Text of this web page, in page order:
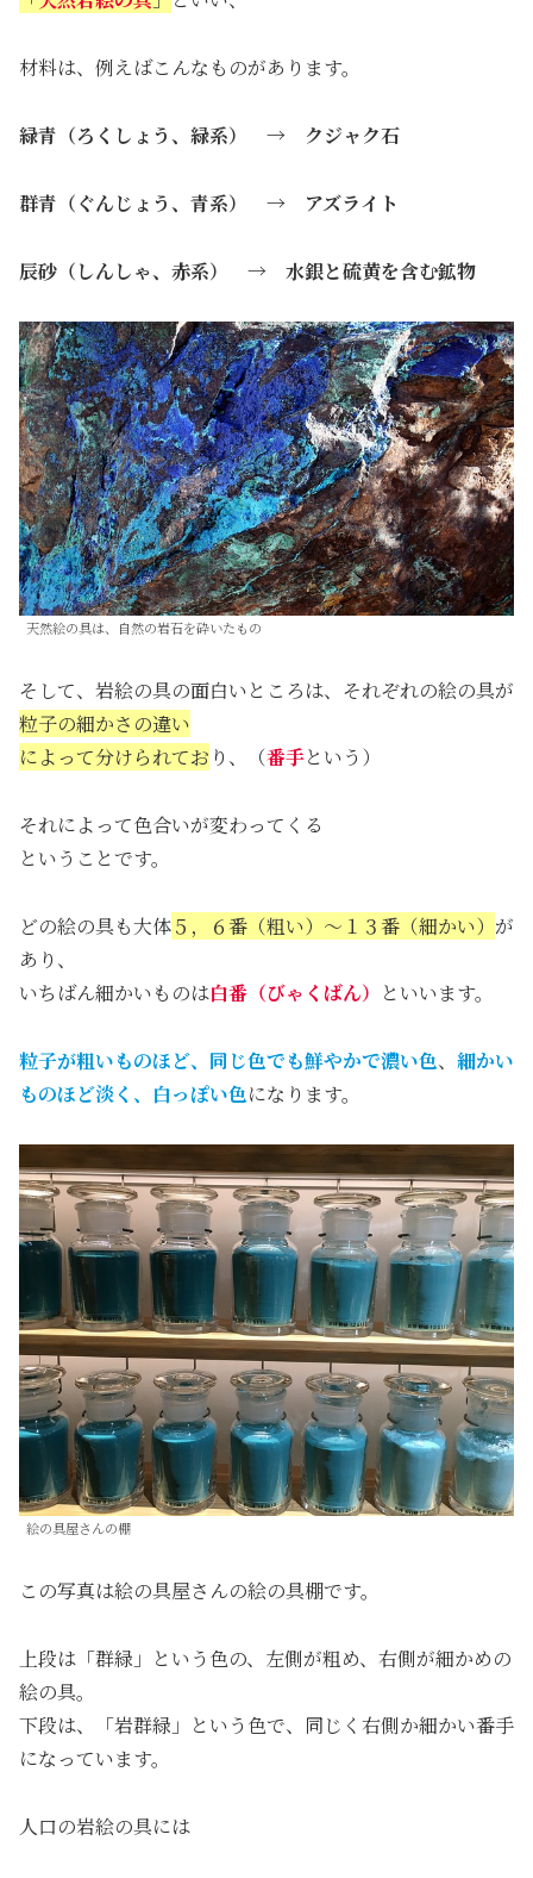
材料は、例えばこんなものがあります。
緑青（ろくしょう、緑系） → クジャク石
群青（ぐんじょう、青系） → アズライト
辰砂（しんしゃ、赤系） → 水銀と硫黄を含む鉱物
天然絵の具は、自然の岩石を砕いたもの
そして、岩絵の具の面白いところは、それぞれの絵の具が
粒子の細かさの違い
によって分けられてお り、（番手という）
それによって色合いが変わってくる
ということです。
どの絵の具も大体５，６番（粗い）～１３番（細かい） が
あり、
いちばん細かいものは白番（びゃくばん） といいます。
粒子が粗いものほど、 同じ色でも鮮やかで濃い色、 細かい
ものほど淡く、白っぽい色になります。
絵の具屋さんの棚
この写真は絵の具屋さんの絵の具棚です。
上段は「群緑」という色の、左側が粗め、右側が細かめの
絵の具。
下段は、「岩群緑」という色で、同じく右側か細かい番手
になっています。
人口の岩絵の具には